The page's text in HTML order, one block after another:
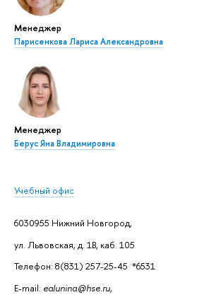
Менеджер
Парисенкова Лариса Александровна
Менеджер
Берус Яна Владимировна
Учебный офис
6030955 Нижний Новгород,
ул. Львовская, д. 1В, каб. 105
Телефон: 8(831) 257-25-45 *6531
E-mail: ealunina@hse.ru,